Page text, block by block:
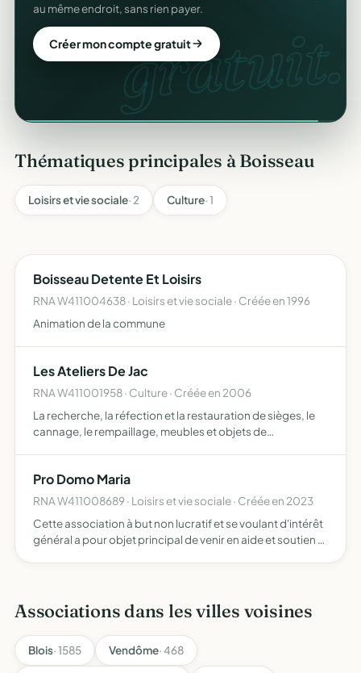
gratuit.
au même endroit, sans rien payer.
Créer mon compte gratuit
Thématiques principales à Boisseau
Loisirs et vie sociale· 2 Culture· 1
Boisseau Detente Et Loisirs
RNA W411004638 · Loisirs et vie sociale · Créée en 1996
Animation de la commune
Les Ateliers De Jac
RNA W411001958 · Culture · Créée en 2006
La recherche, la réfection et la restauration de sièges, le
cannage, le rempaillage, meubles et objets de
manifestations se…
Pro Domo Maria
RNA W411008689 · Loisirs et vie sociale · Créée en 2023
Cette association à but non lucratif et se voulant d'intérêt
général a pour objet principal de venir en aide et soutien à
Associations dans les villes voisines
Blois· 1585 Vendôme· 468